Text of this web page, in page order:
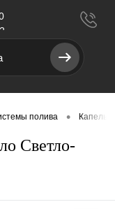
полива •
Светло-